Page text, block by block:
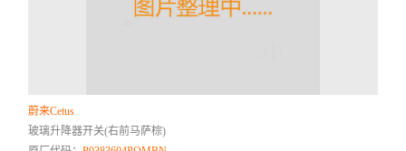
蔚来Cetus
玻璃升降器开关(右前马萨棕)